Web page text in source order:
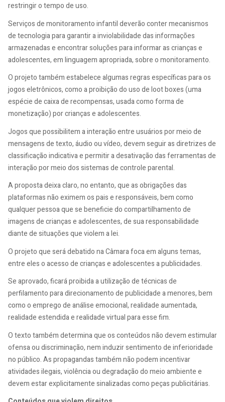
restringir o tempo de uso.
Serviços de monitoramento infantil deverão conter mecanismos
de tecnologia para garantir a inviolabilidade das informações
armazenadas e encontrar soluções para informar as crianças e
adolescentes, em linguagem apropriada, sobre o monitoramento.
O projeto também estabelece algumas regras específicas para os
jogos eletrônicos, como a proibição do uso de loot boxes (uma
espécie de caixa de recompensas, usada como forma de
monetização) por crianças e adolescentes.
Jogos que possibilitem a interação entre usuários por meio de
mensagens de texto, áudio ou vídeo, devem seguir as diretrizes de
classificação indicativa e permitir a desativação das ferramentas de
interação por meio dos sistemas de controle parental.
A proposta deixa claro, no entanto, que as obrigações das
plataformas não eximem os pais e responsáveis, bem como
qualquer pessoa que se beneficie do compartilhamento de
imagens de crianças e adolescentes, de sua responsabilidade
diante de situações que violem a lei.
O projeto que será debatido na Câmara foca em alguns temas,
entre eles o acesso de crianças e adolescentes a publicidades.
Se aprovado, ficará proibida a utilização de técnicas de
perfilamento para direcionamento de publicidade a menores, bem
como o emprego de análise emocional, realidade aumentada,
realidade estendida e realidade virtual para esse fim.
O texto também determina que os conteúdos não devem estimular
ofensa ou discriminação, nem induzir sentimento de inferioridade
no público. As propagandas também não podem incentivar
atividades ilegais, violência ou degradação do meio ambiente e
devem estar explicitamente sinalizadas como peças publicitárias.